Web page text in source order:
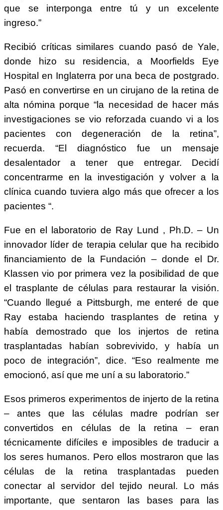
que se interponga entre tú y un excelente
ingreso.”
Recibió críticas similares cuando pasó de Yale,
donde hizo su residencia, a Moorfields Eye
Hospital en Inglaterra por una beca de postgrado.
Pasó en convertirse en un cirujano de la retina de
alta nómina porque “la necesidad de hacer más
investigaciones se vio reforzada cuando vi a los
pacientes con degeneración de la retina”,
recuerda. “El diagnóstico fue un mensaje
desalentador a tener que entregar. Decidí
concentrarme en la investigación y volver a la
clínica cuando tuviera algo más que ofrecer a los
pacientes “.
Fue en el laboratorio de Ray Lund , Ph.D. – Un
innovador líder de terapia celular que ha recibido
financiamiento de la Fundación – donde el Dr.
Klassen vio por primera vez la posibilidad de que
el trasplante de células para restaurar la visión.
“Cuando llegué a Pittsburgh, me enteré de que
Ray estaba haciendo trasplantes de retina y
había demostrado que los injertos de retina
trasplantadas habían sobrevivido, y había un
poco de integración”, dice. “Eso realmente me
emocionó, así que me uní a su laboratorio.”
Esos primeros experimentos de injerto de la retina
– antes que las células madre podrían ser
convertidos en células de la retina – eran
técnicamente difíciles e imposibles de traducir a
los seres humanos. Pero ellos mostraron que las
células de la retina trasplantadas pueden
conectar al servidor del tejido neural. Lo más
importante, que sentaron las bases para las